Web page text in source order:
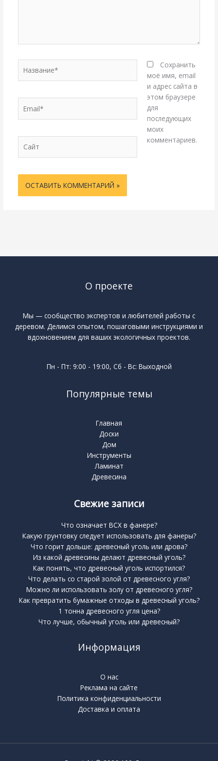
Сохранить
моё имя, email
и адрес сайта в
этом браузере
для
последующих
моих
комментариев.
О проекте
Мы — сообщество экспертов и любителей работы с
деревом. Делимся опытом, пошаговыми инструкциями и
вдохновением для ваших экологичных проектов.
Пн - Пт: 9:00 - 19:00, Сб - Вс: Выходной
Популярные темы
Главная
Доски
Дом
Инструменты
Ламинат
Древесина
Свежие записи
Что означает BCX в фанере?
Какую грунтовку следует использовать для фанеры?
Что горит дольше: древесный уголь или дрова?
Из какой древесины делают древесный уголь?
Как понять, что древесный уголь испортился?
Что делать со старой золой от древесного угля?
Можно ли использовать золу от древесного угля?
Как превратить бумажные отходы в древесный уголь?
1 тонна древесного угля цена?
Что лучше, обычный уголь или древесный?
Информация
О нас
Реклама на сайте
Политика конфиденциальности
Доставка и оплата